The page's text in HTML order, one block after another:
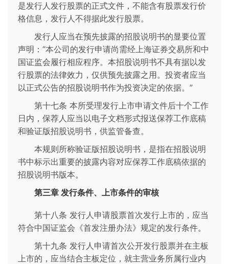
是发行人发行股票的正式文件，不能含有股票发行价
格信息，发行人不得据此发行股票。
发行人应当在预先披露的招股说明书的显要位置
声明：“本公司的发行申请尚需经上海证券交易所和中
国证监会履行相应程序。本招股说明书不具有据以发
行股票的法律效力，仅供预先披露之用。投资者应当
以正式公告的招股说明书作为投资决定的依据。”
第十七条 本所受理发行上市申请文件后十个工作
日内，保荐人应当以电子文档形式报送保荐工作底稿
和验证版招股说明书，供监管备查。
本规则所称验证版招股说明书，是指在招股说明
书中标示出重要的披露内容对应保荐工作底稿依据的
招股说明书版本。
第三章 发行条件、上市条件的审核
第十八条 发行人申请股票首次发行上市的，应当
符合中国证监会《首发注册办法》规定的发行条件。
第十九条 发行人申请首次公开发行股票并在主板
上市的，应当结合主板定位，就主营业务所属行业内